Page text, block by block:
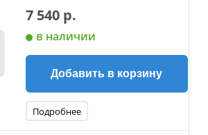
7 540 р.
в наличии
Добавить в корзину
Подробнее